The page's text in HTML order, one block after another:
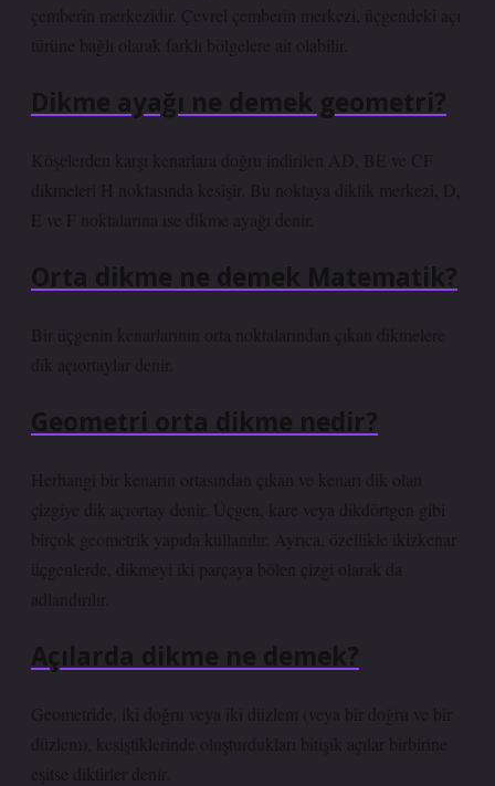
çemberin merkezidir. Çevrel çemberin merkezi, üçgendeki açı
türüne bağlı olarak farklı bölgelere ait olabilir.
Dikme ayağı ne demek geometri?
Köşelerden karşı kenarlara doğru indirilen AD, BE ve CF
dikmeleri H noktasında kesişir. Bu noktaya diklik merkezi, D,
E ve F noktalarına ise dikme ayağı denir.
Orta dikme ne demek Matematik?
Bir üçgenin kenarlarının orta noktalarından çıkan dikmelere
dik açıortaylar denir.
Geometri orta dikme nedir?
Herhangi bir kenarın ortasından çıkan ve kenarı dik olan
çizgiye dik açıortay denir. Üçgen, kare veya dikdörtgen gibi
birçok geometrik yapıda kullanılır. Ayrıca, özellikle ikizkenar
üçgenlerde, dikmeyi iki parçaya bölen çizgi olarak da
adlandırılır.
Açılarda dikme ne demek?
Geometride, iki doğru veya iki düzlem (veya bir doğru ve bir
düzlem), kesiştiklerinde oluşturdukları bitişik açılar birbirine
eşitse diktirler denir.